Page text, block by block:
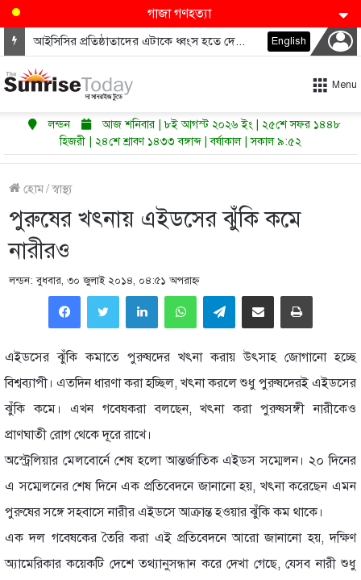
গাজা গণহত্যা
আইসিসির প্রতিষ্ঠাতাদের এটাকে ধ্বংস হতে দেওয়া উচিত নয় English
Menu
লন্ডন
আজ শনিবার | ৮ই আগস্ট ২০২৬ ইং | ২৫শে সফর ১৪৪৮
হিজরী | ২৪শে শ্রাবণ ১৪৩৩ বঙ্গাব্দ | বর্ষাকাল | সকাল ৯:৫২
হোম/স্বাস্থ্য
পুরুষের খৎনায় এইডসের ঝুঁকি কমে
নারীরও
লন্ডন: বুধবার, ৩০ জুলাই ২০১৪, ০৪:৫১ অপরাহ্ণ
LinkedInWhatsAppTelegramShare via Email Print
এইডসের ঝুঁকি কমাতে পুরুষদের খৎনা করায় উৎসাহ জোগানো হচ্ছে
বিশ্বব্যাপী। এতদিন ধারণা করা হচ্ছিল, খৎনা করলে শুধু পুরুষদেরই এইডসের
ঝুঁকি কমে। এখন গবেষকরা বলছেন, খৎনা করা পুরুষসঙ্গী নারীকেও
প্রাণঘাতী রোগ থেকে দূরে রাখে।
অস্ট্রেলিয়ার মেলবোর্নে শেষ হলো আন্তর্জাতিক এইডস সম্মেলন। ২০ দিনের
এ সম্মেলনের শেষ দিনে এক প্রতিবেদনে জানানো হয়, খৎনা করেছেন এমন
পুরুষের সঙ্গে সহবাসে নারীর এইডসে আক্রান্ত হওয়ার ঝুঁকি কম থাকে।
এক দল গবেষকের তৈরি করা এই প্রতিবেদনে আরো জানানো হয়, দক্ষিণ
অ্যামেরিকার কয়েকটি দেশে তথ্যানুসন্ধান করে দেখা গেছে, যেসব নারী শুধু